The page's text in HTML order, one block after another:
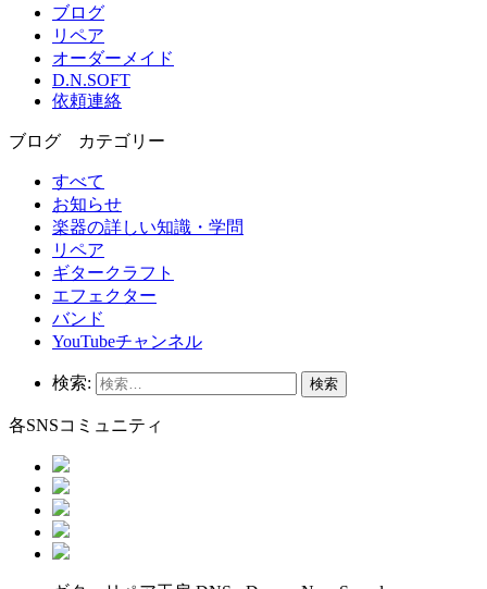
ブログ
リペア
オーダーメイド
D.N.SOFT
依頼連絡
ブログ カテゴリー
すべて
お知らせ
楽器の詳しい知識・学問
リペア
ギタークラフト
エフェクター
バンド
YouTubeチャンネル
検索:
各SNSコミュニティ